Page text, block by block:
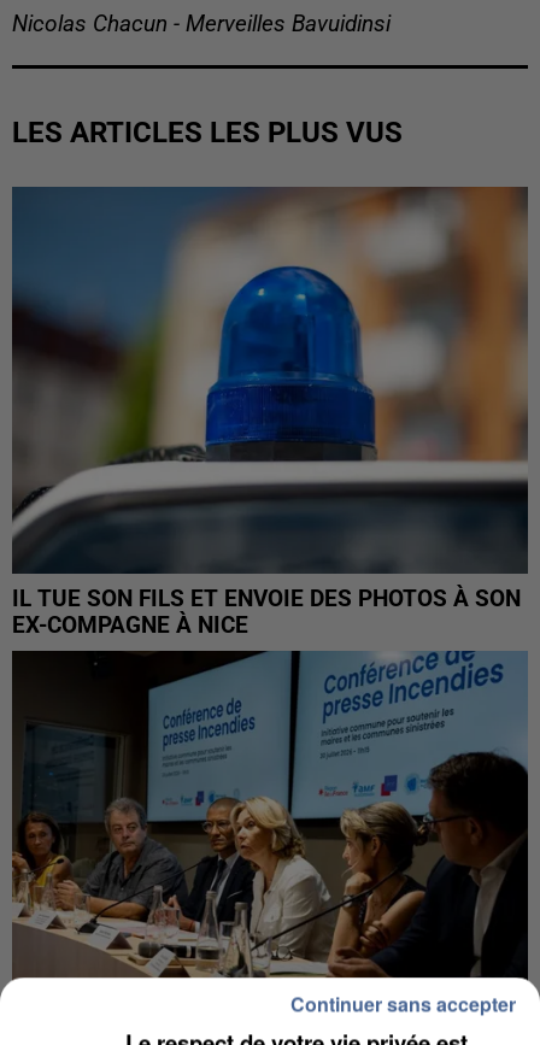
Nicolas Chacun - Merveilles Bavuidinsi
LES ARTICLES LES PLUS VUS
IL TUE SON FILS ET ENVOIE DES PHOTOS À SON
EX-COMPAGNE À NICE
Continuer sans accepter